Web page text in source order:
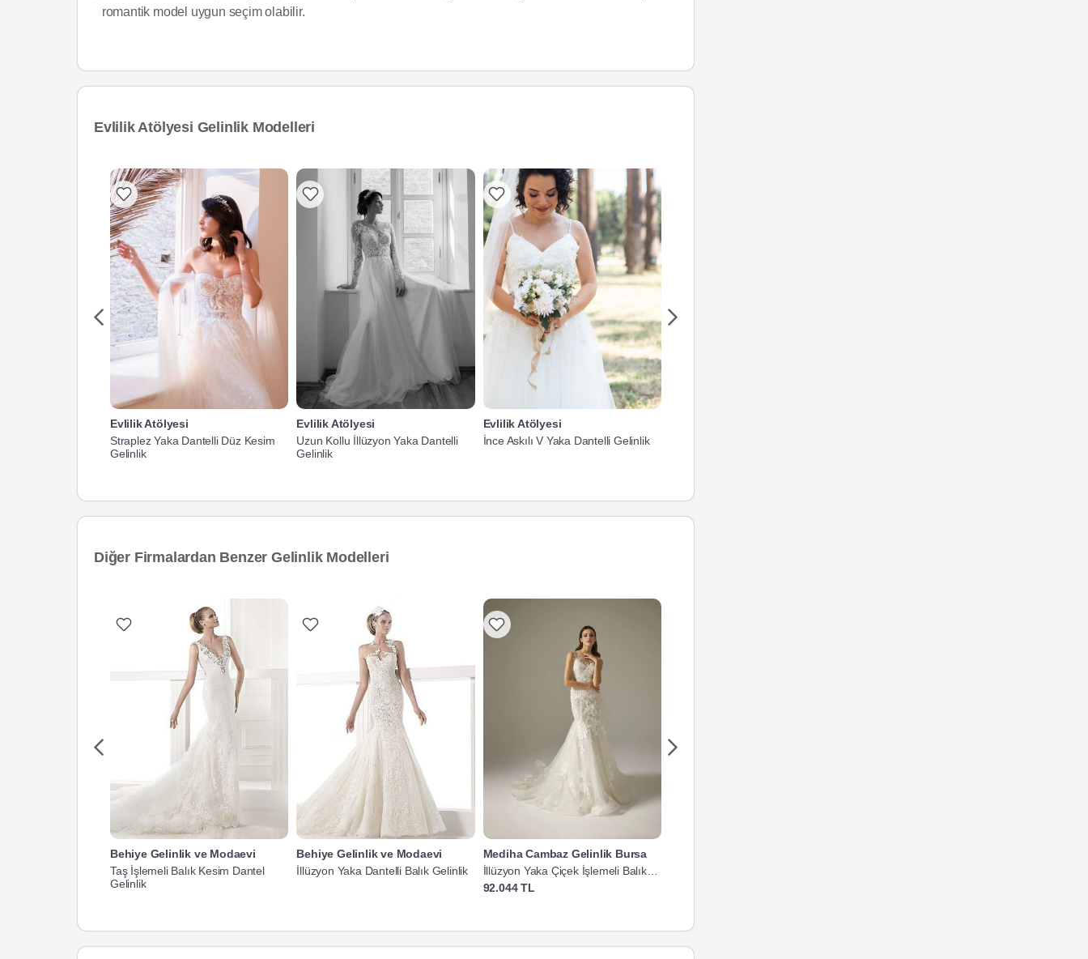
romantik model uygun seçim olabilir.
Evlilik Atölyesi Gelinlik Modelleri
Evlilik Atölyesi
Straplez Yaka Dantelli Düz Kesim
Gelinlik
Evlilik Atölyesi
Uzun Kollu İllüzyon Yaka Dantelli
Gelinlik
Evlilik Atölyesi
İnce Askılı V Yaka Dantelli Gelinlik
Diğer Firmalardan Benzer Gelinlik Modelleri
Behiye Gelinlik ve Modaevi
Taş İşlemeli Balık Kesim Dantel
Gelinlik
Behiye Gelinlik ve Modaevi
İllüzyon Yaka Dantelli Balık Gelinlik
Mediha Cambaz Gelinlik Bursa
İllüzyon Yaka Çiçek İşlemeli Balık
Gelinlik
92.044 TL